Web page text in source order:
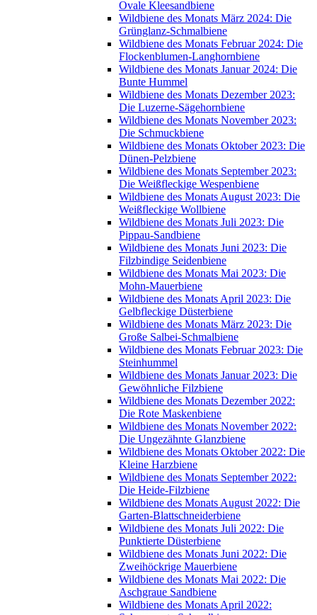
Ovale Kleesandbiene
Wildbiene des Monats März 2024: Die
Grünglanz-Schmalbiene
Wildbiene des Monats Februar 2024: Die
Flockenblumen-Langhornbiene
Wildbiene des Monats Januar 2024: Die
Bunte Hummel
Wildbiene des Monats Dezember 2023:
Die Luzerne-Sägehornbiene
Wildbiene des Monats November 2023:
Die Schmuckbiene
Wildbiene des Monats Oktober 2023: Die
Dünen-Pelzbiene
Wildbiene des Monats September 2023:
Die Weißfleckige Wespenbiene
Wildbiene des Monats August 2023: Die
Weißfleckige Wollbiene
Wildbiene des Monats Juli 2023: Die
Pippau-Sandbiene
Wildbiene des Monats Juni 2023: Die
Filzbindige Seidenbiene
Wildbiene des Monats Mai 2023: Die
Mohn-Mauerbiene
Wildbiene des Monats April 2023: Die
Gelbfleckige Düsterbiene
Wildbiene des Monats März 2023: Die
Große Salbei-Schmalbiene
Wildbiene des Monats Februar 2023: Die
Steinhummel
Wildbiene des Monats Januar 2023: Die
Gewöhnliche Filzbiene
Wildbiene des Monats Dezember 2022:
Die Rote Maskenbiene
Wildbiene des Monats November 2022:
Die Ungezähnte Glanzbiene
Wildbiene des Monats Oktober 2022: Die
Kleine Harzbiene
Wildbiene des Monats September 2022:
Die Heide-Filzbiene
Wildbiene des Monats August 2022: Die
Garten-Blattschneiderbiene
Wildbiene des Monats Juli 2022: Die
Punktierte Düsterbiene
Wildbiene des Monats Juni 2022: Die
Zweihöckrige Mauerbiene
Wildbiene des Monats Mai 2022: Die
Aschgraue Sandbiene
Wildbiene des Monats April 2022: